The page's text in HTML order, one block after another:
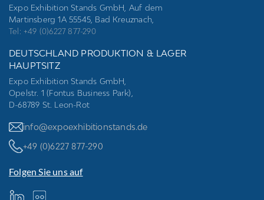
Expo Exhibition Stands GmbH, Auf dem
Martinsberg 1A 55545, Bad Kreuznach,
Tel: +49 (0)6227 877-290
DEUTSCHLAND PRODUKTION & LAGER
HAUPTSITZ
Expo Exhibition Stands GmbH,
Opelstr. 1 (Fontus Business Park),
D-68789 St. Leon-Rot
info@expoexhibitionstands.de
+49 (0)6227 877-290
Folgen Sie uns auf